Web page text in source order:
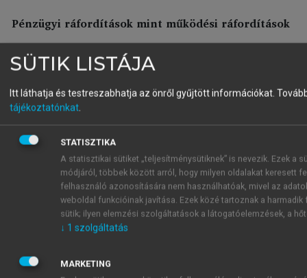
Pénzügyi ráfordítások mint működési ráfordítások
Vannak olyan költségelemek, amelyeket a számviteli
szabályok szerint a működési ráfordítások között
számolnak el a vállalatok, miközben azok gazdasági
tartalmuk szerint inkább a pénzügyi ráfordításokhoz
kapcsolódnak. Ilyen költségelem az operatív lízing. A
lízing tartalmi meghatározása Magyarországon a
nemzetközi szabályozással összhangban történt.
A pénzügyi lízing esetében a lízingtárgy a
vállalat mérlegében szerepel, az eszközportfólió
egyik elemét képezi. A pénzügyi lízing az adott
eszköz finanszírozásának egyfajta formája, így a
finanszírozáshoz kapcsolódó költségek helyesen a
pénzügyi ráfordítások között kerülnek elszámolásra.
A pénzügyi lízing esetében a pénzáram
SÜTIK LISTÁJA
Itt láthatja és testreszabhatja az önről gyűjtött információkat.
tájékoztatónkat.
STATISZTIKA
A statisztikai sütiket „teljesítménysütiknek” is nevezik. Ezek a
módjáról, többek között arról, hogy milyen oldalakat keresett
felhasználó azonosítására nem használhatóak, mivel az
weboldal funkcióinak javítása. Ezek közé tartoznak a
sütik; ilyen elemzési szolgáltatások a látogatóelemzések, a
↓ 1 szolgáltatás
MARKETING